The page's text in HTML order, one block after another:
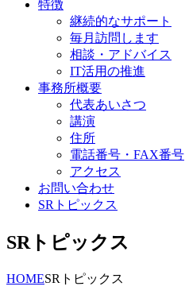
特徴
継続的なサポート
毎月訪問します
相談・アドバイス
IT活用の推進
事務所概要
代表あいさつ
講演
住所
電話番号・FAX番号
アクセス
お問い合わせ
SRトピックス
SRトピックス
HOMESRトピックス